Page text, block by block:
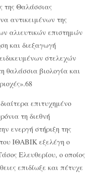
της Θαλάσσιας
αντικειμένων της
αλιευτικών επιστημών
και διεξαγωγή
στελεχών
θαλάσσια βιολογία και
επιτυχημένο
τη διεθνή
ενεργή στήριξη της
ΙΘΑΒΙΚ εξελέγη ο
Ελευθερίου, ο οποίος
επιδίωξε και πέτυχε